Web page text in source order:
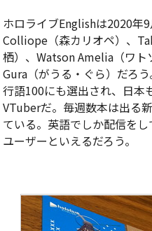
ホロライブEnglishは2020年
Colliope（森カリオペ）、
栖）、Watson Amelia（ワト
Gura（がうる・ぐら）だろ
行語100にも選出され、日本
VTuberだ。毎週数本は出る
ている。英語でしか配信を
ユーザーといえるだろう。